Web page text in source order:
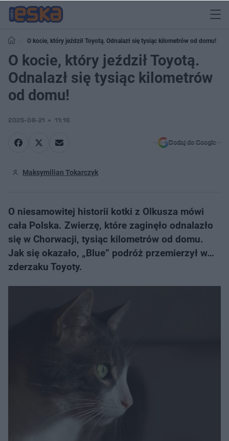
O kocie, który jeździł Toyotą. Odnalazł się tysiąc kilometrów od domu!
O kocie, który jeździł Toyotą.
Odnalazł się tysiąc kilometrów
od domu!
2025-08-21 11:16
Dodaj do Google
Maksymilian Tokarczyk
O niesamowitej historii kotki z Olkusza mówi
cała Polska. Zwierzę, które zaginęło odnalazło
się w Chorwacji, tysiąc kilometrów od domu.
Jak się okazało, „Blue” podróż przemierzył w…
zderzaku Toyoty.